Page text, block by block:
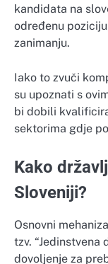
kandidata na
određenu
zanimanju.
Iako to zvuči
su upoznati s
bi dobili
sektorima gdje
Kako
Sloveniji?
Osnovni
tzv. “Jedinstvena
dovoljenje za